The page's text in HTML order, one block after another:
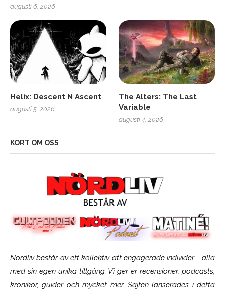
augusti 6, 2026
Helix: Descent N Ascent
augusti 5, 2026
The Alters: The Last
Variable
augusti 4, 2026
KORT OM OSS
Nördliv består av ett kollektiv att engagerade individer - alla
med sin egen unika tillgång. Vi ger er recensioner, podcasts,
krönikor, guider och mycket mer. Sajten lanserades i detta